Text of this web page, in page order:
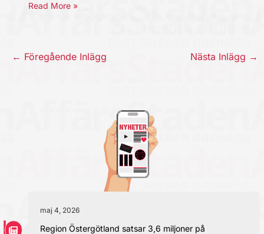
Read More »
← Föregående Inlägg Nästa Inlägg →
maj 4, 2026
Region Östergötland satsar 3,6 miljoner på